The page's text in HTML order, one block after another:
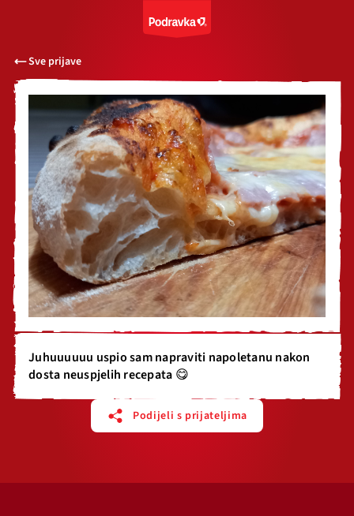
Sve prijave
Juhuuuuuu uspio sam napraviti napoletanu nakon
dosta neuspjelih recepata 😋
Podijeli s prijateljima